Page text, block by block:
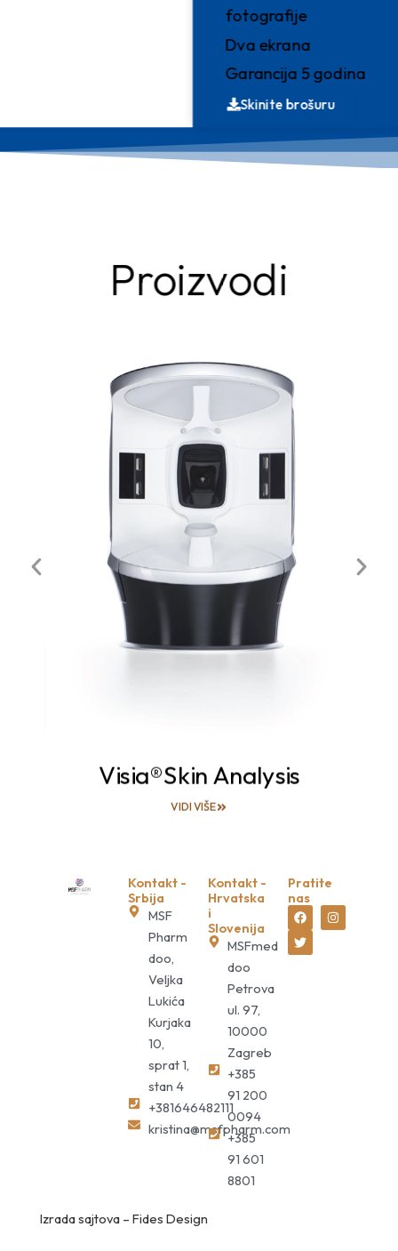
fotografije
Dva ekrana
Garancija 5 godina
Skinite brošuru
Proizvodi
Visia®Skin Analysis
VIDI VIŠE
Kontakt -
Srbija
MSF
Pharm
doo,
Veljka
Lukića
Kurjaka
10,
sprat 1,
stan 4
+381646482111
kristina@msfpharm.com
Kontakt -
Hrvatska
i
Slovenija
MSFmed
doo
Petrova
ul. 97,
10000
Zagreb
+385
91 200
0094
+385
91 601
8801
Pratite
nas
F
a
c
e
b
I
n
s
T
w
i
t
t
Izrada sajtova– Fides Design